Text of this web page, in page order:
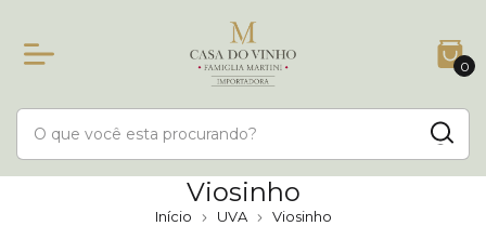
0
Viosinho
Início UVA Viosinho